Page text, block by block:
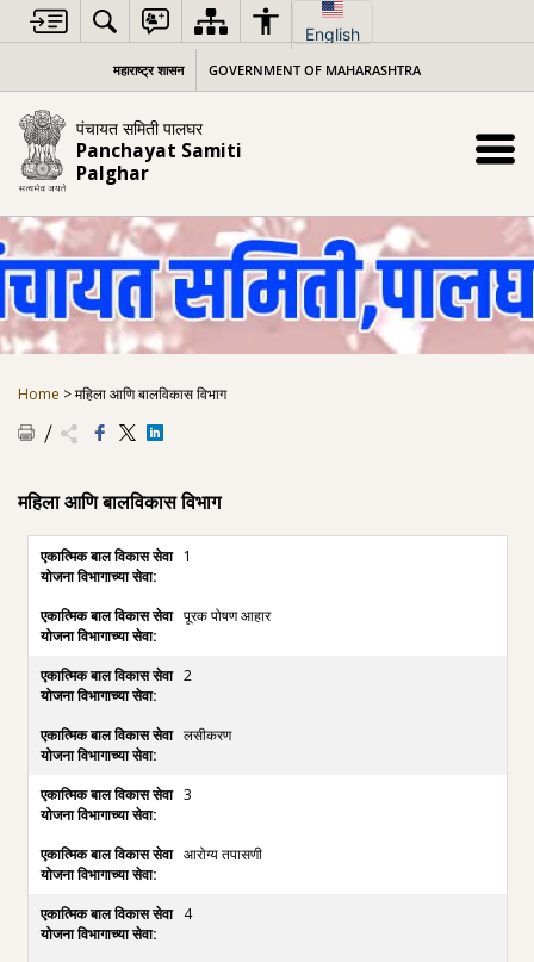
content
English
महाराष्ट्र शासन GOVERNMENT OF MAHARASHTRA
पंचायत समिती पालघर
Panchayat Samiti
Palghar
Home >महिला आणि बालविकास विभाग
महिला आणि बालविकास विभाग
1
पूरक पोषण आहार
2
लसीकरण
3
आरोग्य तपासणी
4